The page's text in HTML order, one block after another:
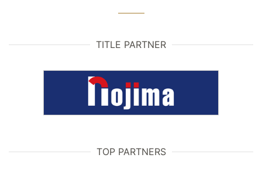
TITLE PARTNER
TOP PARTNERS